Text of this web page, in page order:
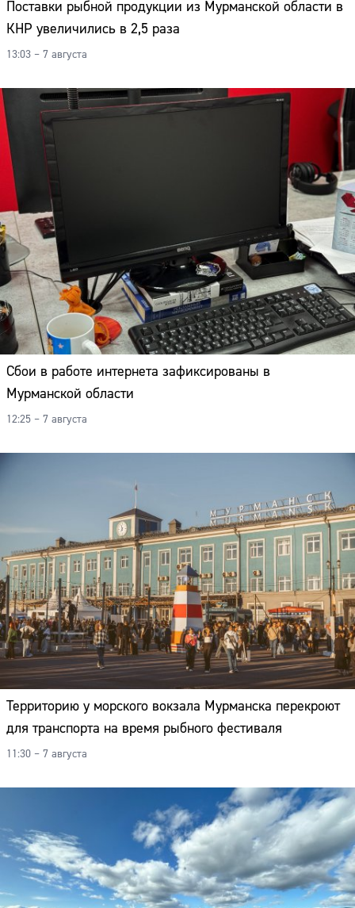
Поставки рыбной продукции из Мурманской области в
КНР увеличились в 2,5 раза
13:03 – 7 августа
Сбои в работе интернета зафиксированы в
Мурманской области
12:25 – 7 августа
Территорию у морского вокзала Мурманска перекроют
для транспорта на время рыбного фестиваля
11:30 – 7 августа